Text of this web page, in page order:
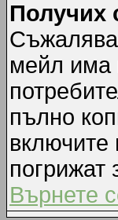
Получих
мейл има
пълно
погрижат
Върнете